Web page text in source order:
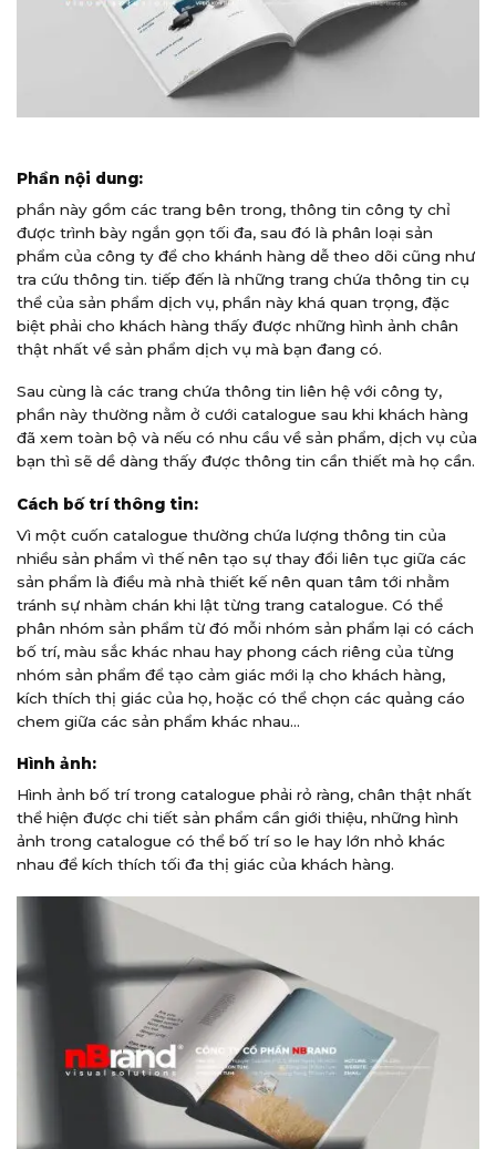
Phần nội dung:
phần này gồm các trang bên trong, thông tin công ty chỉ
được trình bày ngắn gọn tối đa, sau đó là phân loại sản
phẩm của công ty để cho khánh hàng dễ theo dõi cũng như
tra cứu thông tin. tiếp đến là những trang chứa thông tin cụ
thể của sản phẩm dịch vụ, phần này khá quan trọng, đặc
biệt phải cho khách hàng thấy được những hình ảnh chân
thật nhất về sản phẩm dịch vụ mà bạn đang có.
Sau cùng là các trang chứa thông tin liên hệ với công ty,
phần này thường nằm ở cưới catalogue sau khi khách hàng
đã xem toàn bộ và nếu có nhu cầu về sản phẩm, dịch vụ của
bạn thì sẽ dề dàng thấy được thông tin cần thiết mà họ cần.
Cách bố trí thông tin:
Vì một cuốn catalogue thường chứa lượng thông tin của
nhiều sản phẩm vì thế nên tạo sự thay đổi liên tục giữa các
sản phẩm là điều mà nhà thiết kế nên quan tâm tới nhằm
tránh sự nhàm chán khi lật từng trang catalogue. Có thể
phân nhóm sản phẩm từ đó mỗi nhóm sản phẩm lại có cách
bố trí, màu sắc khác nhau hay phong cách riêng của từng
nhóm sản phẩm để tạo cảm giác mới lạ cho khách hàng,
kích thích thị giác của họ, hoặc có thể chọn các quảng cáo
chem giữa các sản phẩm khác nhau…
Hình ảnh:
Hình ảnh bố trí trong catalogue phải rỏ ràng, chân thật nhất
thể hiện được chi tiết sản phẩm cần giới thiệu, những hình
ảnh trong catalogue có thể bố trí so le hay lớn nhỏ khác
nhau để kích thích tối đa thị giác của khách hàng.